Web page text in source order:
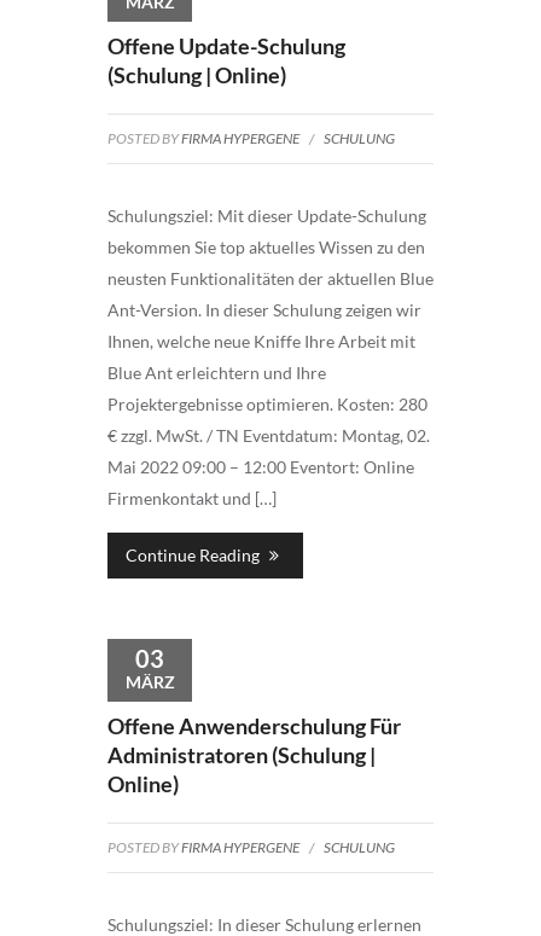
Offene Update-Schulung
(Schulung | Online)
POSTED BYFIRMA HYPERGENE/ SCHULUNG
Schulungsziel: Mit dieser Update-Schulung
bekommen Sie top aktuelles Wissen zu den
neusten Funktionalitäten der aktuellen Blue
Ant-Version. In dieser Schulung zeigen wir
Ihnen, welche neue Kniffe Ihre Arbeit mit
Blue Ant erleichtern und Ihre
Projektergebnisse optimieren. Kosten: 280
€ zzgl. MwSt. / TN Eventdatum: Montag, 02.
Mai 2022 09:00 – 12:00 Eventort: Online
Firmenkontakt und […]
Continue Reading
03
MÄRZ
Offene Anwenderschulung Für
Administratoren (Schulung |
Online)
POSTED BYFIRMA HYPERGENE/ SCHULUNG
Schulungsziel: In dieser Schulung erlernen